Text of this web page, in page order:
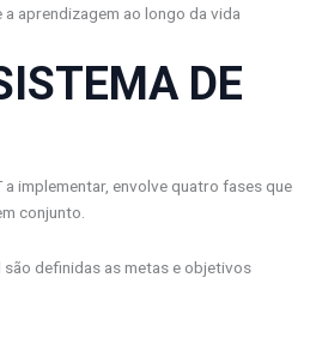
aprendizagem ao longo da vida
DE
a implementar, envolve quatro fases que
conjunto.
são definidas as metas e objetivos